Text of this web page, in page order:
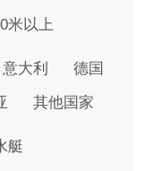
米以上
意大利 德国
其他国家
艇